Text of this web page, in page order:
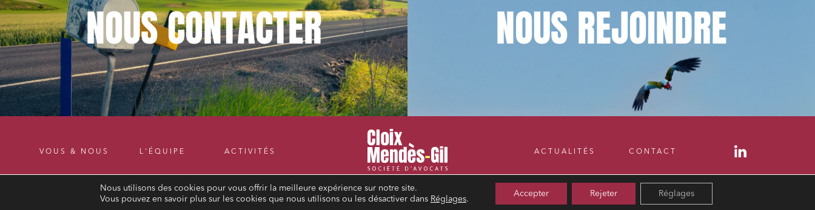
NOUSCONTACTER NOUSREJOINDRE
VOUS & NOUS L'ÉQUIPE ACTIVITÉS ACTUALITÉS CONTACT
MENTIONS LÉGALES POLITIQUE DE CONFIDENTIALITÉ
Nous utilisons des cookies pour vous offrir la meilleure expérience sur notre site.
Vous pouvez en savoir plus sur les cookies que nous utilisons ou les désactiver dans Réglages.
Accepter Rejeter Réglages